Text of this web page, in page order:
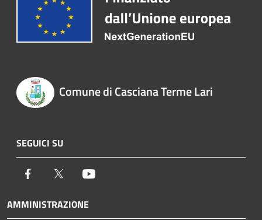
Comune di Casciana Terme Lari
SEGUICI SU
Facebook Twitter
AMMINISTRAZIONE